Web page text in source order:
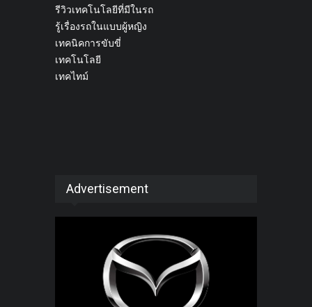
รีวิวเทคโนโลยีที่มีในรถ
รู้เรื่องรถในแบบผู้หญิง
เทคนิคการขับขี่
เทคโนโลยี
เทคไทม์
Advertisement